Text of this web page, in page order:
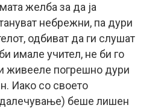
желба за да ја
небрежни, па дури
одбиват да ги слушат
имале учител, не би го
живееле погрешно дури
Иако со своето
беше лишен